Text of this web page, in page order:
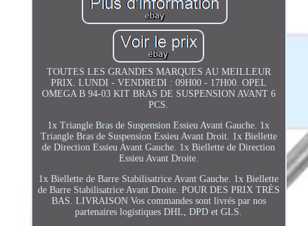
TOUTES LES GRANDES MARQUES AU MEILLEUR
PRIX. LUNDI - VENDREDI : 09H00 - 17H00. OPEL
OMEGA B 94-03 KIT BRAS DE SUSPENSION AVANT 6
PCS.
1x Triangle Bras de Suspension Essieu Avant Gauche. 1x
Triangle Bras de Suspension Essieu Avant Droit. 1x Biellette
de Direction Essieu Avant Gauche. 1x Biellette de Direction
Essieu Avant Droite.
1x Biellette de Barre Stabilisatrice Avant Gauche. 1x Biellette
de Barre Stabilisatrice Avant Droite. POUR DES PRIX TRÈS
BAS. LIVRAISON Vos commandes sont livrés par nos
partenaires logistiques DHL, DPD et GLS.